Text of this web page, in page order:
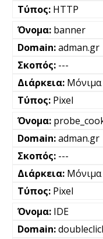
HTTP
banner
adman.gr
---
Μόνιμα
Pixel
adman.gr
---
Μόνιμα
Pixel
IDE